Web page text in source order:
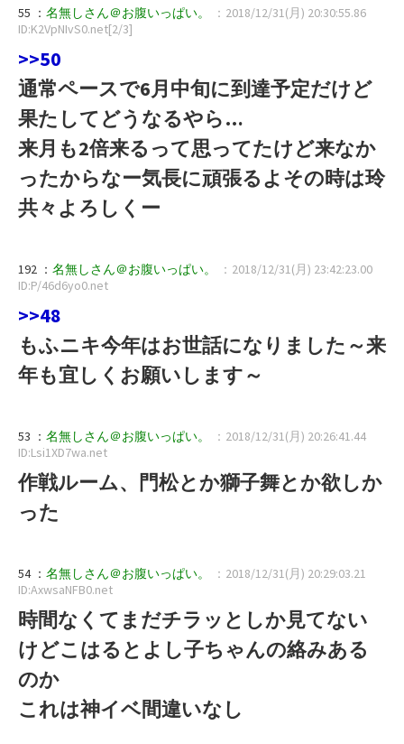
55 ： 名無しさん＠お腹いっぱい。
：2018/12/31(月) 20:30:55.86
ID:K2VpNIvS0.net[2/3]
>>50
通常ペースで6月中旬に到達予定だけど
果たしてどうなるやら…
来月も2倍来るって思ってたけど来なか
ったからなー気長に頑張るよその時は玲
共々よろしくー
192 ： 名無しさん＠お腹いっぱい。
：2018/12/31(月) 23:42:23.00
ID:P/46d6yo0.net
>>48
もふニキ今年はお世話になりました～来
年も宜しくお願いします～
53 ： 名無しさん＠お腹いっぱい。
：2018/12/31(月) 20:26:41.44
ID:Lsi1XD7wa.net
作戦ルーム、門松とか獅子舞とか欲しか
った
54 ： 名無しさん＠お腹いっぱい。
：2018/12/31(月) 20:29:03.21
ID:AxwsaNFB0.net
時間なくてまだチラッとしか見てない
けどこはるとよし子ちゃんの絡みある
のか
これは神イベ間違いなし